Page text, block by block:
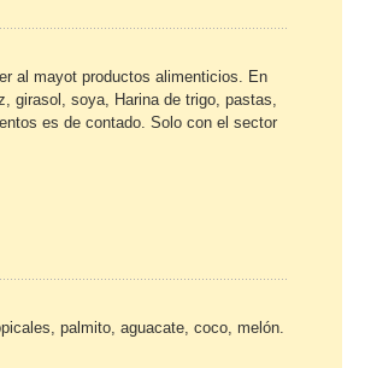
al mayot productos alimenticios. En
girasol, soya, Harina de trigo, pastas,
es de contado. Solo con el sector
palmito, aguacate, coco, melón.